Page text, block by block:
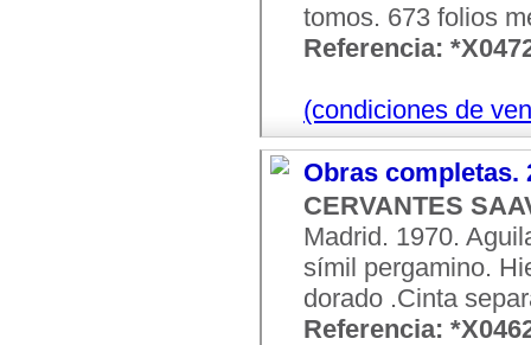
tomos. 673 folios
Referencia:
(condiciones de
Obras completas.
CERVANTES
Madrid. 1970.
símil pergamino.
dorado .Cinta
Referencia: